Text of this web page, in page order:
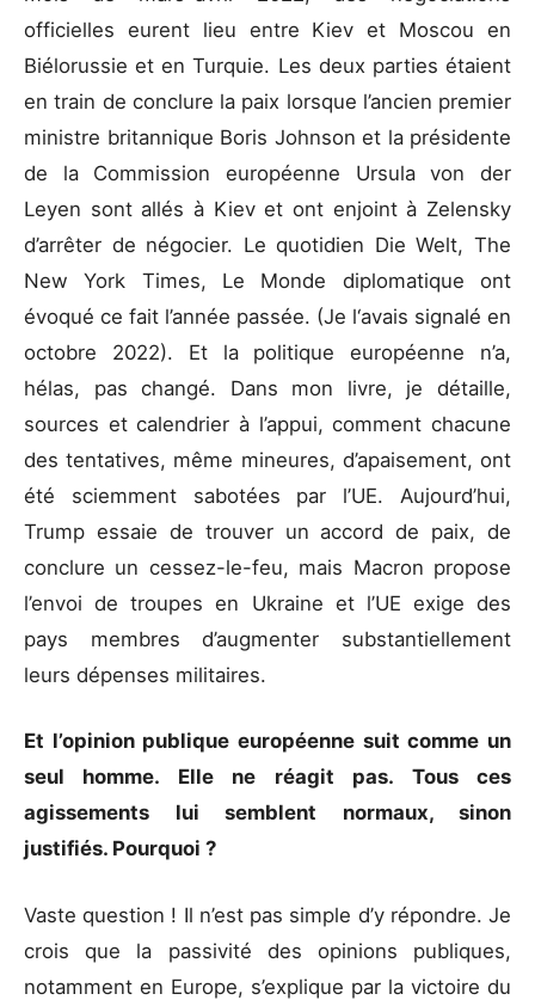
officielles eurent lieu entre Kiev et Moscou en
Biélorussie et en Turquie. Les deux parties étaient
en train de conclure la paix lorsque l’ancien premier
ministre britannique Boris Johnson et la présidente
de la Commission européenne Ursula von der
Leyen sont allés à Kiev et ont enjoint à Zelensky
d’arrêter de négocier. Le quotidien Die Welt, The
New York Times, Le Monde diplomatique ont
évoqué ce fait l’année passée. (Je l‘avais signalé en
octobre 2022). Et la politique européenne n’a,
hélas, pas changé. Dans mon livre, je détaille,
sources et calendrier à l’appui, comment chacune
des tentatives, même mineures, d’apaisement, ont
été sciemment sabotées par l’UE. Aujourd’hui,
Trump essaie de trouver un accord de paix, de
conclure un cessez-le-feu, mais Macron propose
l’envoi de troupes en Ukraine et l’UE exige des
pays membres d’augmenter substantiellement
leurs dépenses militaires.
Et l’opinion publique européenne suit comme un
seul homme. Elle ne réagit pas. Tous ces
agissements lui semblent normaux, sinon
justifiés. Pourquoi ?
Vaste question ! Il n’est pas simple d’y répondre. Je
crois que la passivité des opinions publiques,
notamment en Europe, s’explique par la victoire du